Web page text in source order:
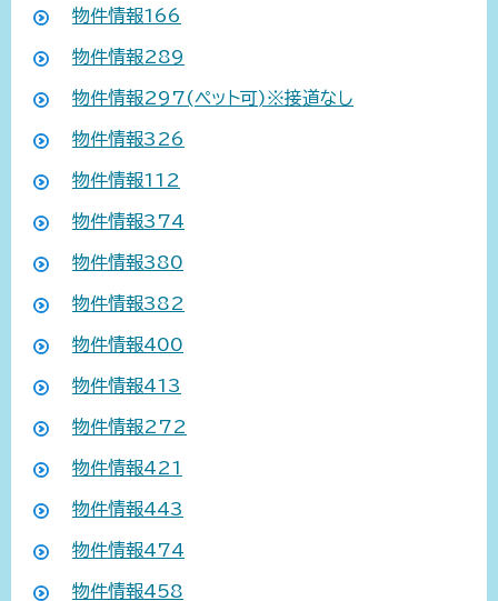
物件情報166
物件情報289
物件情報297(ペット可)※接道なし
物件情報326
物件情報112
物件情報374
物件情報380
物件情報382
物件情報400
物件情報413
物件情報272
物件情報421
物件情報443
物件情報474
物件情報458